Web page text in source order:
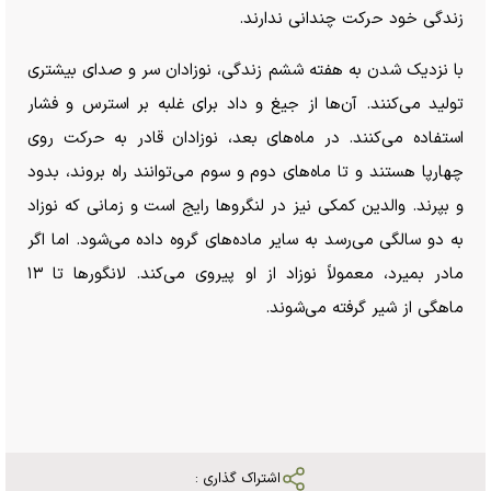
زندگی خود حرکت چندانی ندارند.
با نزدیک شدن به هفته ششم زندگی، نوزادان سر و صدای بیشتری
تولید می‌کنند. آن‌ها از جیغ و داد برای غلبه بر استرس و فشار
استفاده می‌کنند. در ماه‌های بعد، نوزادان قادر به حرکت روی
چهارپا هستند و تا ماه‌های دوم و سوم می‌توانند راه بروند، بدود
و بپرند. والدین کمکی نیز در لنگرو‌ها رایج است و زمانی که نوزاد
به دو سالگی می‌رسد به سایر ماده‌های گروه داده می‌شود. اما اگر
مادر بمیرد، معمولاً نوزاد از او پیروی می‌کند. لانگور‌ها تا ۱۳
ماهگی از شیر گرفته می‌شوند.
اشتراک گذاری :